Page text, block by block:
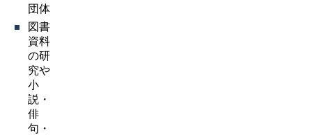
団体
図書
資料
の研
究や
小
説・
俳
句・